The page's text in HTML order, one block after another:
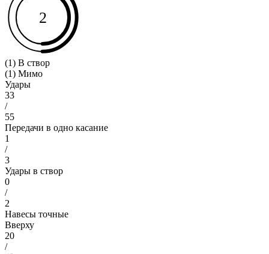
2
(1) В створ
(1) Мимо
Удары
33
/
55
Передачи в одно касание
1
/
3
Удары в створ
0
/
2
Навесы точные
Вверху
20
/